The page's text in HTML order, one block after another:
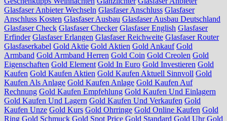
Glasfaser Anbieter Wechseln Glasfaser Anschluss Glasfaser
Anschluss Kosten Glasfaser Ausbau Glasfaser Ausbau Deutschland
Glasfaser Check Glasfaser Checker Glasfaser English Glasfaser
Erfinder Glasfaser Erlangen Glasfaser Reichweite Glasfaser Router
Glasfaserkabel Gold Aktie Gold Aktien Gold Ankauf Gold
Armband Gold Armband Herren Gold Coin Gold Creolen Gold
Eigenschaften Gold Element Gold In Euro Gold Investieren Gold
Kaufen Gold Kaufen Aktien Gold Kaufen Aktuell Sinnvoll Gold
Kaufen Als Anlage Gold Kaufen Anlage Gold Kaufen Auf
Rechnung Gold Kaufen Empfehlung Gold Kaufen Und Einlagern
Gold Kaufen Und Lagern Gold Kaufen Und Verkaufen Gold
Kaufen Unze Gold Kurs Gold Ohrringe Gold Online Kaufen Gold
Ring Gold Schmuck Gold Spot Price Gold Standard Gold Uhr Gold